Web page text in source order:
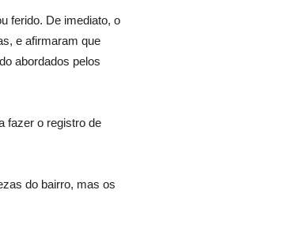
ferido. De imediato, o
e afirmaram que
abordados pelos
fazer o registro de
do bairro, mas os